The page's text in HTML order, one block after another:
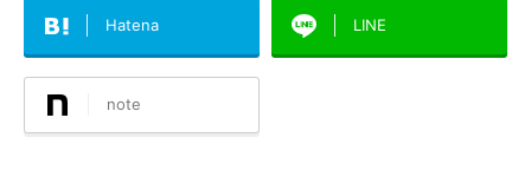
Hatena LINE
note